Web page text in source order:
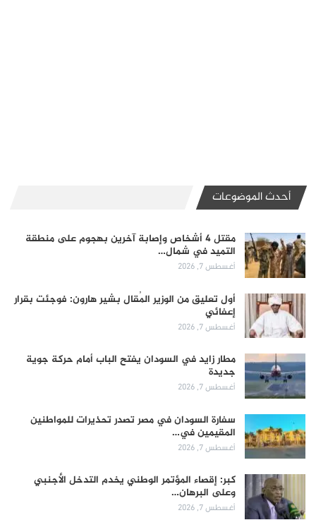
أحدث الموضوعات
مقتل 4 أشخاص وإصابة آخرين بهجوم على منطقة
التميد في شمال…
أغسطس 7, 2026
أول تعليق من الوزير المُقال بشير هارون: فوجئت بقرار
إعفائي
أغسطس 7, 2026
مطار زايد في السودان يفتح الباب أمام حركة جوية
جديدة
أغسطس 7, 2026
سفارة السودان في مصر تصدر تحذيرات للمواطنين
المقيمين في…
أغسطس 7, 2026
كبر: إقصاء المؤتمر الوطني يخدم التدخل الأجنبي
وعلى البرهان…
أغسطس 7, 2026